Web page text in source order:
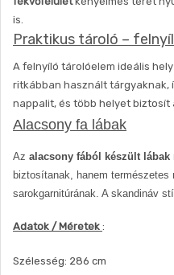
is.
Praktikus tároló –
A felnyíló tárolóelem ideális
ritkábban használt tárgyaknak,
nappalit, és több helyet biztosít
Alacsony fa lábak
Az alacsony fából készült lábak
biztosítanak, hanem
sarokgarnitúrának. A skandináv
Adatok / Méretek :
Szélesség: 286 cm